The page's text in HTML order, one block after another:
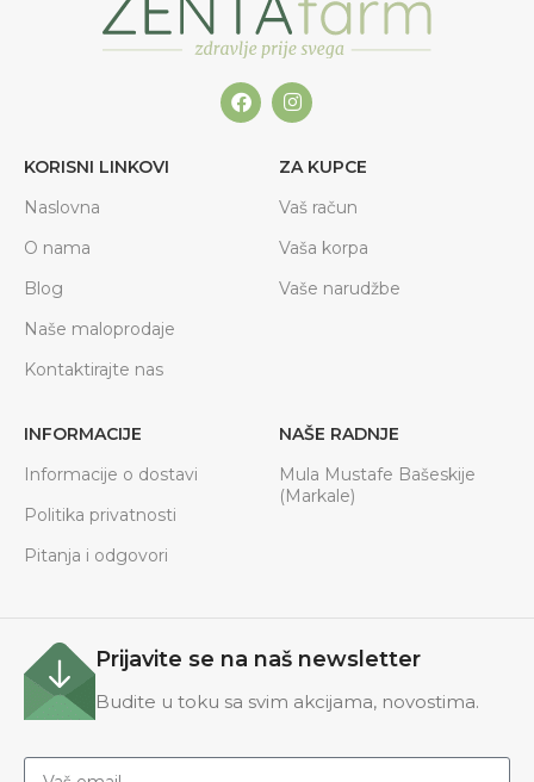
KORISNI LINKOVI
Naslovna
O nama
Blog
Naše maloprodaje
Kontaktirajte nas
ZA KUPCE
Vaš račun
Vaša korpa
Vaše narudžbe
INFORMACIJE
Informacije o dostavi
Politika privatnosti
Pitanja i odgovori
NAŠE RADNJE
Mula Mustafe Bašeskije
(Markale)
Prijavite se na naš newsletter
Budite u toku sa svim akcijama, novostima.